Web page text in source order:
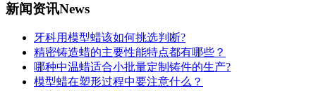
新闻资讯News
牙科用模型蜡该如何挑选判断?
精密铸造蜡的主要性能特点都有哪些？
哪种中温蜡适合小批量定制铸件的生产?
模型蜡在塑形过程中要注意什么？